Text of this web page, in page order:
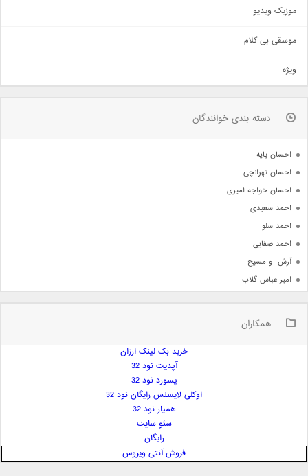
سنتی
اهنگ بندرعباسی
دمو
مذهبی
جدیدترین ها
موزیک ویدیو
موسقی بی کلام
ویژه
دسته بندی خوانندگان
احسان پایه
احسان تهرانچی
احسان خواجه امیری
احمد سعیدی
احمد سلو
احمد صفایی
آرش  و مسیح
امیر عباس گلاب
امیر علی
ایمان غلامی
همکاران
خرید بک لینک ارزان
آپدیت نود 32
پسورد نود 32
اوکلی لایسنس رایگان نود 32
همیار نود 32
سئو سایت
رایگان
فروش آنتی ویروس